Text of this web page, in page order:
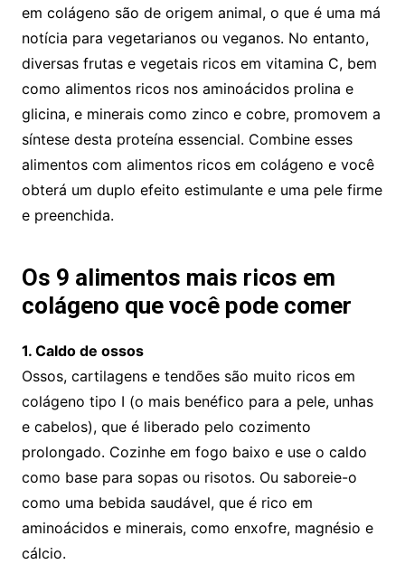
em colágeno são de origem animal, o que é uma má
notícia para vegetarianos ou veganos. No entanto,
diversas frutas e vegetais ricos em vitamina C, bem
como alimentos ricos nos aminoácidos prolina e
glicina, e minerais como zinco e cobre, promovem a
síntese desta proteína essencial. Combine esses
alimentos com alimentos ricos em colágeno e você
obterá um duplo efeito estimulante e uma pele firme
e preenchida.
Os 9 alimentos mais ricos em
colágeno que você pode comer
1. Caldo de ossos
Ossos, cartilagens e tendões são muito ricos em
colágeno tipo I (o mais benéfico para a pele, unhas
e cabelos), que é liberado pelo cozimento
prolongado. Cozinhe em fogo baixo e use o caldo
como base para sopas ou risotos. Ou saboreie-o
como uma bebida saudável, que é rico em
aminoácidos e minerais, como enxofre, magnésio e
cálcio.